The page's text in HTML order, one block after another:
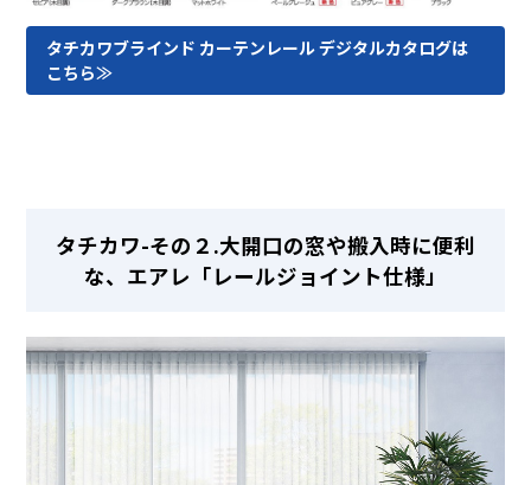
タチカワブラインド カーテンレール デジタルカタログは
こちら≫
タチカワ-その２.大開口の窓や搬入時に便利
な、エアレ「レールジョイント仕様」